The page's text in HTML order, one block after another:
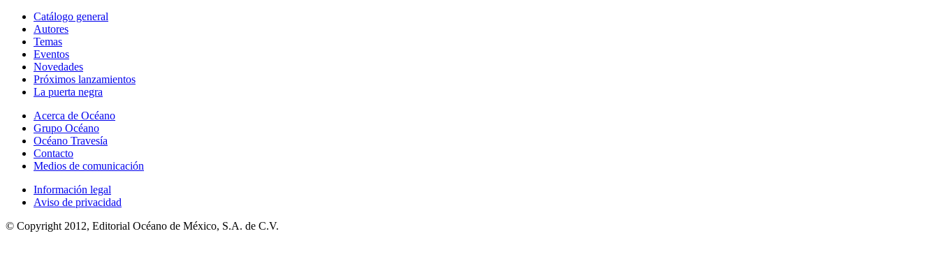
Catálogo general
Autores
Temas
Eventos
Novedades
Próximos lanzamientos
La puerta negra
Acerca de Océano
Grupo Océano
Océano Travesía
Contacto
Medios de comunicación
Información legal
Aviso de privacidad
© Copyright 2012, Editorial Océano de México, S.A. de C.V.